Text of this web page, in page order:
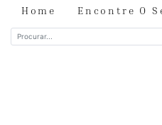
Home Encontre O